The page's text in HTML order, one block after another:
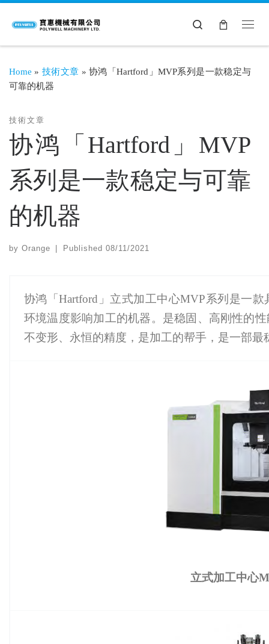
Search
Home » 技術文章 » 协鸿「Hartford」MVP系列是一款稳定与
可靠的机器
技術文章
协鸿「Hartford」MVP
系列是一款稳定与可靠
的机器
by Orange Published 08/11/2021
协鸿「Hartford」立式加工中心MVP系列是一
环境温度影响加工的机器。是稳固、高刚性的
不变形、永恒的精度，是加工的帮手，是一部最
立式加工中心